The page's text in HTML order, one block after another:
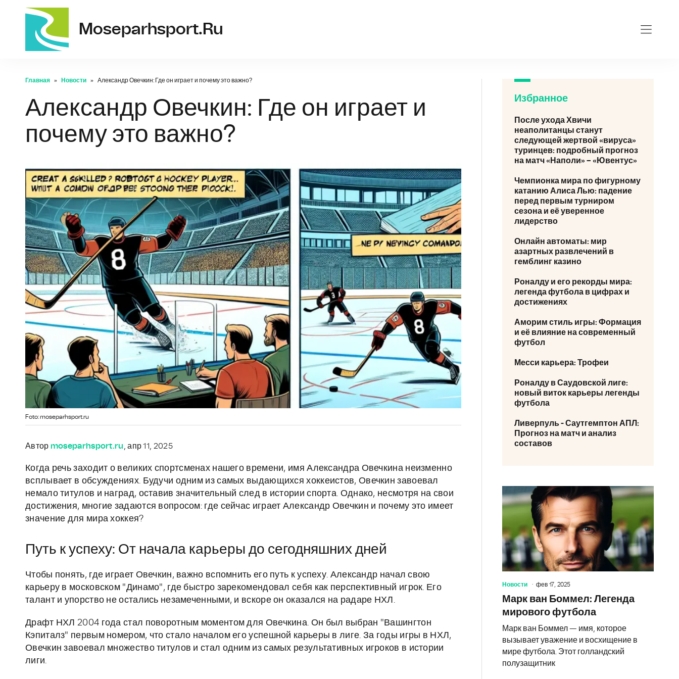
Moseparhsport.ru
Главная Новости Александр Овечкин: Где он играет и почему это важно?
Александр Овечкин: Где он играет и
почему это важно?
Foto: moseparhsport.ru
Автор moseparhsport.ru, апр 11, 2025
Когда речь заходит о великих спортсменах нашего времени, имя Александра Овечкина неизменно
всплывает в обсуждениях. Будучи одним из самых выдающихся хоккеистов, Овечкин завоевал
немало титулов и наград, оставив значительный след в истории спорта. Однако, несмотря на свои
достижения, многие задаются вопросом: где сейчас играет Александр Овечкин и почему это имеет
значение для мира хоккея?
Путь к успеху: От начала карьеры до сегодняшних дней
Чтобы понять, где играет Овечкин, важно вспомнить его путь к успеху. Александр начал свою
карьеру в московском "Динамо", где быстро зарекомендовал себя как перспективный игрок. Его
талант и упорство не остались незамеченными, и вскоре он оказался на радаре НХЛ.
Драфт НХЛ 2004 года стал поворотным моментом для Овечкина. Он был выбран "Вашингтон
Кэпиталз" первым номером, что стало началом его успешной карьеры в лиге. За годы игры в НХЛ,
Овечкин завоевал множество титулов и стал одним из самых результативных игроков в истории
лиги.
Избранное
После ухода Хвичи
неаполитанцы станут
следующей жертвой «вируса»
туринцев: подробный прогноз
на матч «Наполи» – «Ювентус»
Чемпионка мира по фигурному
катанию Алиса Лью: падение
перед первым турниром
сезона и её уверенное
лидерство
Онлайн автоматы: мир
азартных развлечений в
гемблинг казино
Роналду и его рекорды мира:
легенда футбола в цифрах и
достижениях
Аморим стиль игры: Формация
и её влияние на современный
футбол
Месси карьера: Трофеи
Роналду в Саудовской лиге:
новый виток карьеры легенды
футбола
Ливерпуль - Саутгемптон АПЛ:
Прогноз на матч и анализ
составов
Новости фев 17, 2025
Марк ван Боммел: Легенда
мирового футбола
Марк ван Боммел — имя, которое
вызывает уважение и восхищение в
мире футбола. Этот голландский
полузащитник